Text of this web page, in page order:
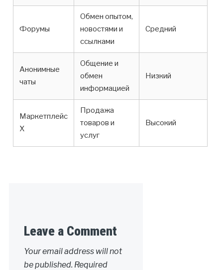
Форумы
Обмен опытом,
новостями и
ссылками
Средний
Анонимные
чаты
Общение и
обмен
информацией
Низкий
Маркетплейс
X
Продажа
товаров и
услуг
Высокий
Leave a Comment
Your email address will not
be published. Required